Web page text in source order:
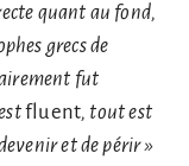
quant au fond,
grecs de
fut
fluent, tout est
et de périr»